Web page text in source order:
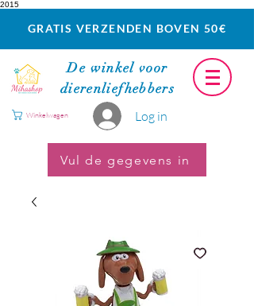
2015
GRATIS VERZENDEN BOVEN 50€
De winkel voor
dierenliefhebbers
Log in
Winkelwagen
Vul de gegevens in